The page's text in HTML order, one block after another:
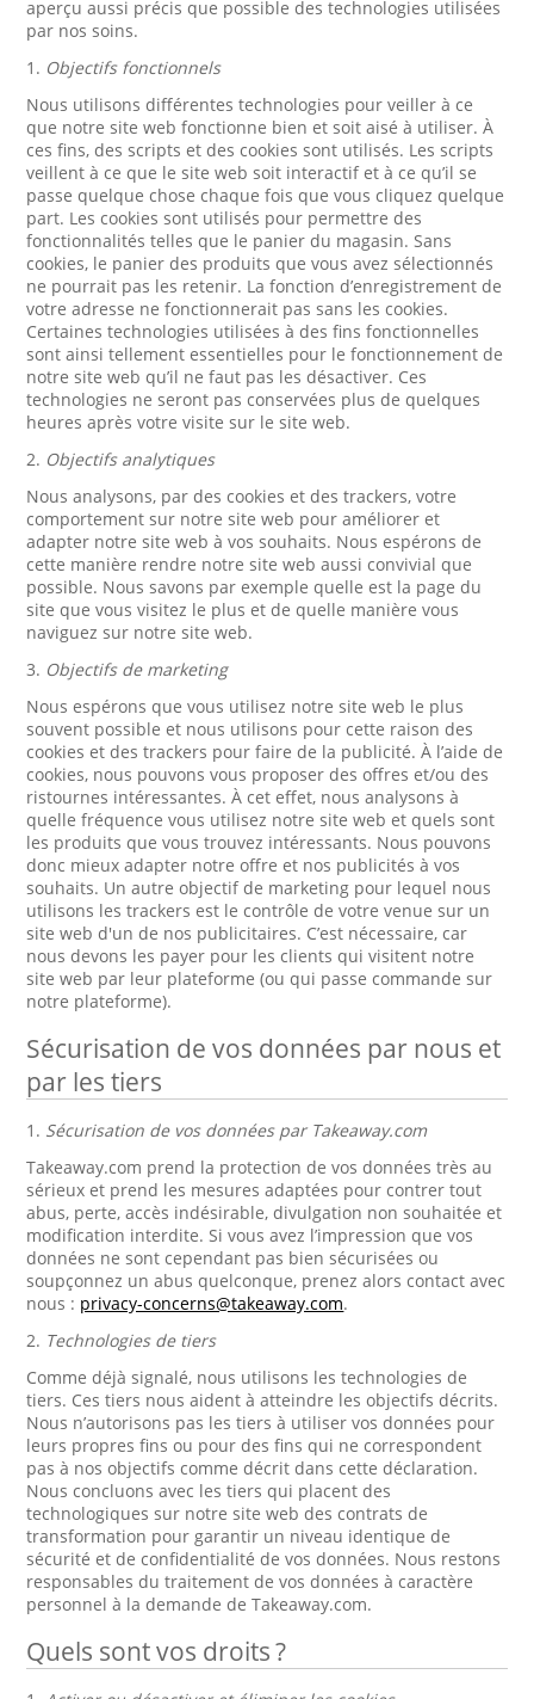
aperçu aussi précis que possible des technologies utilisées
par nos soins.
1. Objectifs fonctionnels
Nous utilisons différentes technologies pour veiller à ce
que notre site web fonctionne bien et soit aisé à utiliser. À
ces fins, des scripts et des cookies sont utilisés. Les scripts
veillent à ce que le site web soit interactif et à ce qu’il se
passe quelque chose chaque fois que vous cliquez quelque
part. Les cookies sont utilisés pour permettre des
fonctionnalités telles que le panier du magasin. Sans
cookies, le panier des produits que vous avez sélectionnés
ne pourrait pas les retenir. La fonction d’enregistrement de
votre adresse ne fonctionnerait pas sans les cookies.
Certaines technologies utilisées à des fins fonctionnelles
sont ainsi tellement essentielles pour le fonctionnement de
notre site web qu’il ne faut pas les désactiver. Ces
technologies ne seront pas conservées plus de quelques
heures après votre visite sur le site web.
2. Objectifs analytiques
Nous analysons, par des cookies et des trackers, votre
comportement sur notre site web pour améliorer et
adapter notre site web à vos souhaits. Nous espérons de
cette manière rendre notre site web aussi convivial que
possible. Nous savons par exemple quelle est la page du
site que vous visitez le plus et de quelle manière vous
naviguez sur notre site web.
3. Objectifs de marketing
Nous espérons que vous utilisez notre site web le plus
souvent possible et nous utilisons pour cette raison des
cookies et des trackers pour faire de la publicité. À l’aide de
cookies, nous pouvons vous proposer des offres et/ou des
ristournes intéressantes. À cet effet, nous analysons à
quelle fréquence vous utilisez notre site web et quels sont
les produits que vous trouvez intéressants. Nous pouvons
donc mieux adapter notre offre et nos publicités à vos
souhaits. Un autre objectif de marketing pour lequel nous
utilisons les trackers est le contrôle de votre venue sur un
site web d'un de nos publicitaires. C’est nécessaire, car
nous devons les payer pour les clients qui visitent notre
site web par leur plateforme (ou qui passe commande sur
notre plateforme).
Sécurisation de vos données par nous et
par les tiers
1. Sécurisation de vos données par Takeaway.com
Takeaway.com prend la protection de vos données très au
sérieux et prend les mesures adaptées pour contrer tout
abus, perte, accès indésirable, divulgation non souhaitée et
modification interdite. Si vous avez l’impression que vos
données ne sont cependant pas bien sécurisées ou
soupçonnez un abus quelconque, prenez alors contact avec
nous : privacy-concerns@takeaway.com.
2. Technologies de tiers
Comme déjà signalé, nous utilisons les technologies de
tiers. Ces tiers nous aident à atteindre les objectifs décrits.
Nous n’autorisons pas les tiers à utiliser vos données pour
leurs propres fins ou pour des fins qui ne correspondent
pas à nos objectifs comme décrit dans cette déclaration.
Nous concluons avec les tiers qui placent des
technologiques sur notre site web des contrats de
transformation pour garantir un niveau identique de
sécurité et de confidentialité de vos données. Nous restons
responsables du traitement de vos données à caractère
personnel à la demande de Takeaway.com.
Quels sont vos droits ?